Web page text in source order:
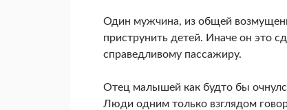
Один мужчина, из общей
приструнить детей. Иначе он это
справедливому пассажиру.
Отец малышей как будто бы
Люди одним только взглядом